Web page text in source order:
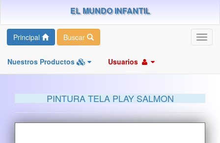
EL MUNDO INFANTIL
Principal Buscar
Nuestros Productos Usuarios
PINTURA TELA PLAY SALMON